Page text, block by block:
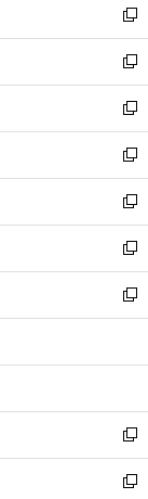
く
ド
ウ
で
開
く
ィ
ン
ド
ウ
で
開
く
い
ウ
ィ
ン
ド
ウ
で
開
く
新
し
い
ウ
ィ
ン
ド
ウ
で
開
く
新
し
い
ウ
ィ
ン
ド
ウ
で
開
く
新
し
い
ウ
ィ
ン
ド
ウ
で
開
新
し
い
ウ
ィ
ン
ド
ウ
開
新
し
い
ウ
ィ
ン
ウ
開
く
新
し
い
ウ
ン
ウ
で
開
く
新
し
ウ
ン
ド
ウ
で
新
し
い
新